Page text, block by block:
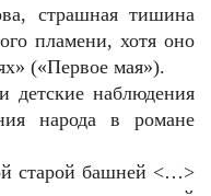
страшная тишина
пламени, хотя оно
(«Первое мая»).
детские наблюдения
народа в романе
старой башней <…>